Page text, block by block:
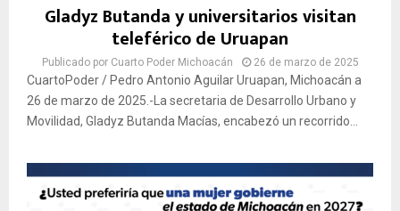
Gladyz Butanda y universitarios visitan
teleférico de Uruapan
Publicado por Cuarto Poder Michoacán 26 de marzo de 2025
CuartoPoder / Pedro Antonio Aguilar Uruapan, Michoacán a
26 de marzo de 2025.-La secretaria de Desarrollo Urbano y
Movilidad, Gladyz Butanda Macías, encabezó un recorrido...